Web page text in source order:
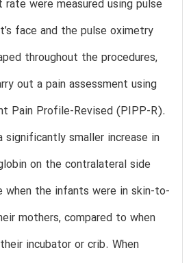
were measured using pulse
face and the pulse oximetry
throughout the procedures,
out a pain assessment using
Pain Profile-Revised (PIPP-R).
significantly smaller increase in
on the contralateral side
when the infants were in skin-to-
mothers, compared to when
incubator or crib. When